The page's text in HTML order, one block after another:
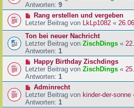
Antworten: 9
Rang erstellen und vergeben
Letzter Beitrag von
LkLp1082 «
Ton bei neuer Nachricht
Letzter Beitrag von ZischDings «
Antworten: 1
Happy Birthday Zischdings
Letzter Beitrag von ZischDings «
Antworten: 1
Adminrecht
Letzter Beitrag von kinder-der-sonne
Antworten: 1